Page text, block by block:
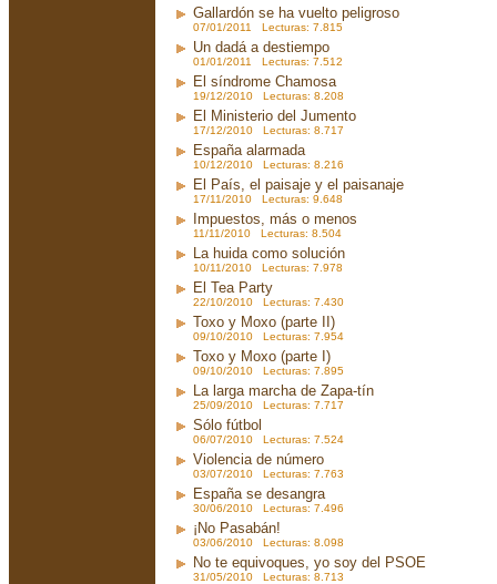
Gallardón se ha vuelto peligroso
07/01/2011 Lecturas: 7.815
Un dadá a destiempo
01/01/2011 Lecturas: 7.512
El síndrome Chamosa
19/12/2010 Lecturas: 8.208
El Ministerio del Jumento
17/12/2010 Lecturas: 8.717
España alarmada
10/12/2010 Lecturas: 8.216
El País, el paisaje y el paisanaje
17/11/2010 Lecturas: 9.648
Impuestos, más o menos
11/11/2010 Lecturas: 8.504
La huida como solución
10/11/2010 Lecturas: 7.978
El Tea Party
22/10/2010 Lecturas: 7.430
Toxo y Moxo (parte II)
09/10/2010 Lecturas: 7.954
Toxo y Moxo (parte I)
09/10/2010 Lecturas: 7.895
La larga marcha de Zapa-tín
25/09/2010 Lecturas: 7.717
Sólo fútbol
06/07/2010 Lecturas: 7.524
Violencia de número
03/07/2010 Lecturas: 7.763
España se desangra
30/06/2010 Lecturas: 7.496
¡No Pasabán!
03/06/2010 Lecturas: 8.098
No te equivoques, yo soy del PSOE
31/05/2010 Lecturas: 8.713